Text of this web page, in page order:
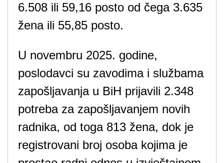
6.508 ili 59,16 posto od čega 3.635
žena ili 55,85 posto.
U novembru 2025. godine,
poslodavci su zavodima i službama
zapošljavanja u BiH prijavili 2.348
potreba za zapošljavanjem novih
radnika, od toga 813 žena, dok je
registrovani broj osoba kojima je